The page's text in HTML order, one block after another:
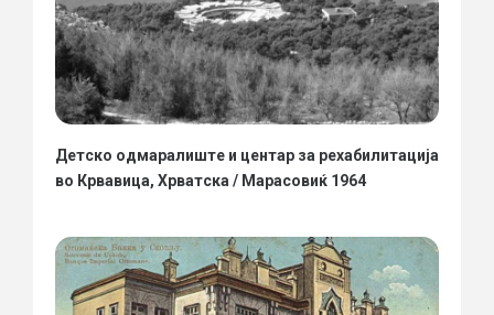
Детско одмаралиште и центар за рехабилитација
во Крвавица, Хрватска / Марасовиќ 1964